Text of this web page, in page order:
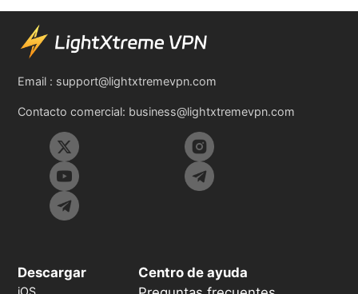
Email : support@lightxtremevpn.com
Contacto comercial: business@lightxtremevpn.com
Descargar
iOS
Centro de ayuda